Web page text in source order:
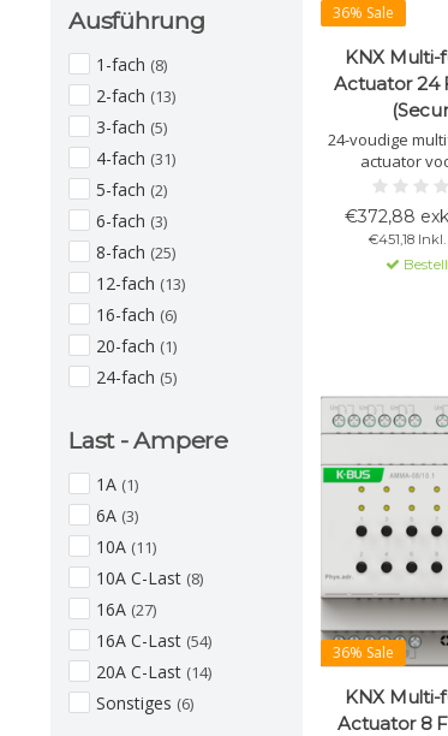
Ausführung
1-fach (8)
2-fach (13)
3-fach (5)
4-fach (31)
5-fach (2)
6-fach (3)
8-fach (25)
12-fach (13)
16-fach (6)
20-fach (1)
24-fach (5)
Last - Ampere
1A (1)
6A (3)
10A (11)
10A C-Last (8)
16A (27)
16A C-Last (54)
20A C-Last (14)
Sonstiges (6)
36% Sale
KNX Multi-
Actuator 24
24-voudige
actuator
10A/20A, met
voor
verwarming/
€372,88
€451,18
36% Sale
KNX Multi-
Actuator 8